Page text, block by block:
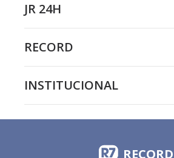
JR 24H
RECORD
INSTITUCIONAL
RECORD